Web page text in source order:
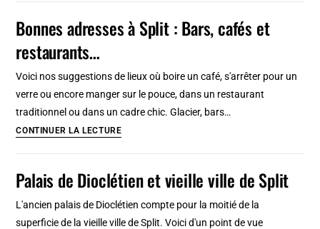
et
à
Bonnes adresses à Split : Bars, cafés et
restaurants…
Voici nos suggestions de lieux où boire un café, s'arrêter pour un
verre ou encore manger sur le pouce, dans un restaurant
traditionnel ou dans un cadre chic. Glacier, bars…
CONTINUER LA LECTUREBonnes
Split
:
Bars,
Palais de Dioclétien et vieille ville de Split
L'ancien palais de Dioclétien compte pour la moitié de la
superficie de la vieille ville de Split. Voici d'un point de vue